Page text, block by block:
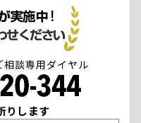
相談専用ダイヤル
りします